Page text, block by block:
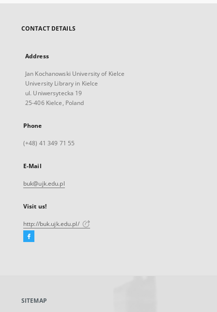
CONTACT DETAILS
Address
Jan Kochanowski University of Kielce
University Library in Kielce
ul. Uniwersytecka 19
25-406 Kielce, Poland
Phone
(+48) 41 349 71 55
E-Mail
buk@ujk.edu.pl
Visit us!
http://buk.ujk.edu.pl/
Facebook
new
SITEMAP